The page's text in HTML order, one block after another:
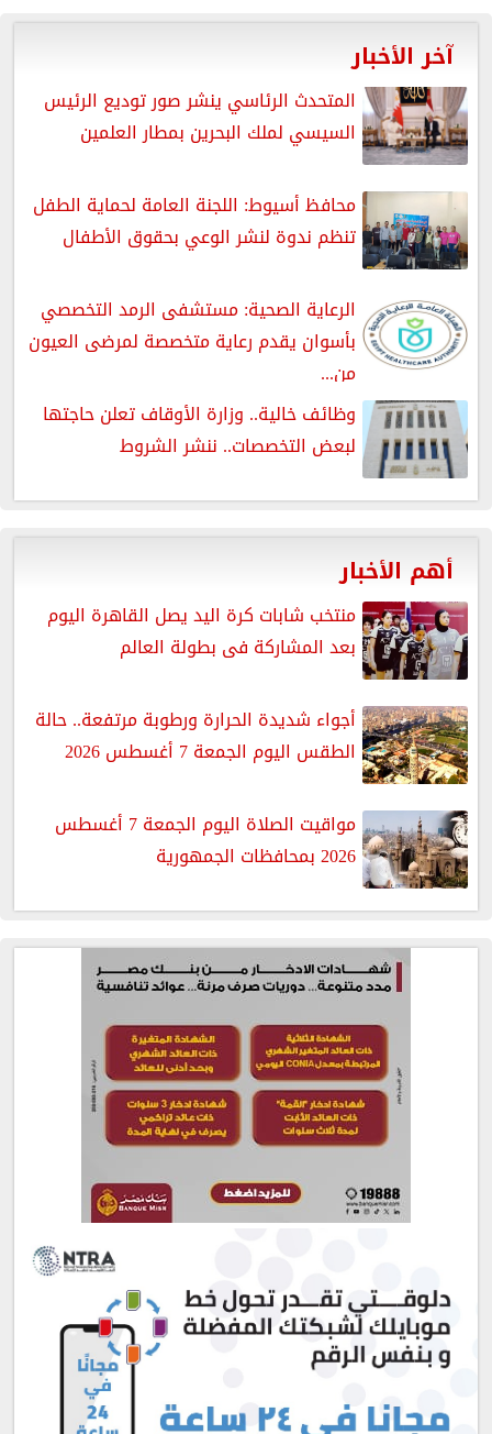
آخر الأخبار
المتحدث الرئاسي ينشر صور توديع الرئيس
السيسي لملك البحرين بمطار العلمين
محافظ أسيوط: اللجنة العامة لحماية الطفل
تنظم ندوة لنشر الوعي بحقوق الأطفال
الرعاية الصحية: مستشفى الرمد التخصصي
بأسوان يقدم رعاية متخصصة لمرضى العيون
من...
وظائف خالية.. وزارة الأوقاف تعلن حاجتها
لبعض التخصصات.. ننشر الشروط
أهم الأخبار
منتخب شابات كرة اليد يصل القاهرة اليوم
بعد المشاركة فى بطولة العالم
أجواء شديدة الحرارة ورطوبة مرتفعة.. حالة
الطقس اليوم الجمعة 7 أغسطس 2026
مواقيت الصلاة اليوم الجمعة 7 أغسطس
2026 بمحافظات الجمهورية